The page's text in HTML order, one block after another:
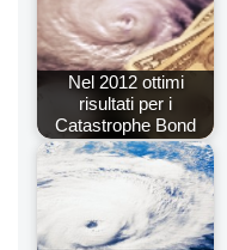
Nel 2012 ottimi
risultati per i
Catastrophe Bond